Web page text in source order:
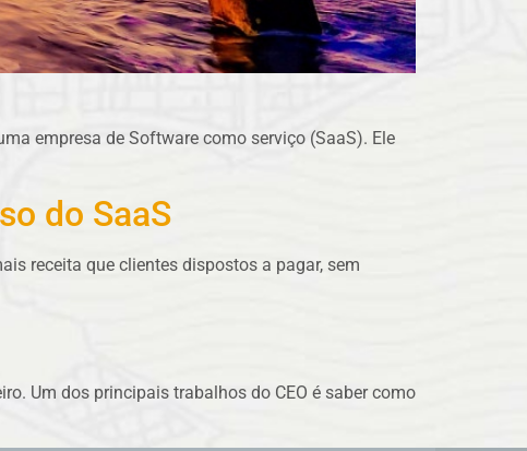
empresa de Software como serviço (SaaS). Ele
do SaaS
receita que clientes dispostos a pagar, sem
Um dos principais trabalhos do CEO é saber como